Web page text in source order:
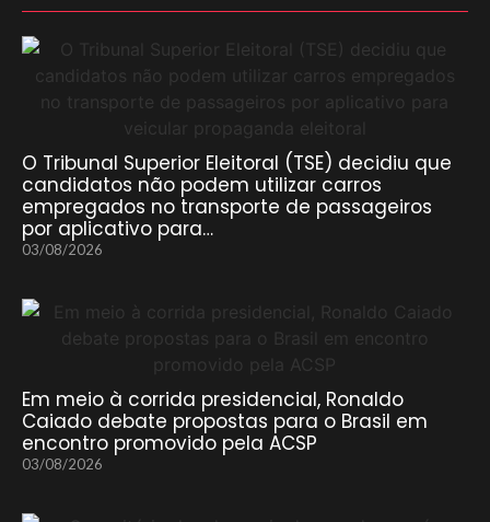
O Tribunal Superior Eleitoral (TSE) decidiu que
candidatos não podem utilizar carros
empregados no transporte de passageiros
por aplicativo para…
03/08/2026
Em meio à corrida presidencial, Ronaldo
Caiado debate propostas para o Brasil em
encontro promovido pela ACSP
03/08/2026